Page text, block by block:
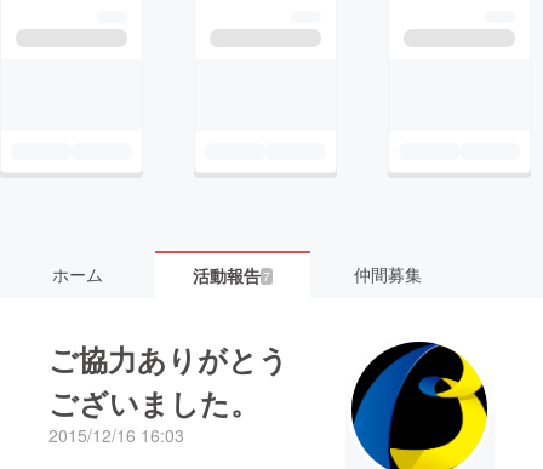
ホーム 活動報告7 仲間募集
ご協力ありがとう
ございました。
2015/12/16 16:03